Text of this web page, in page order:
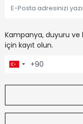
Kampanya, duyuru
için kayıt olun.